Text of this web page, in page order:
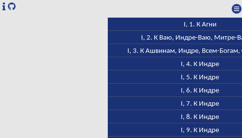
I, 1. К Агни
I, 2. К Ваю, Индре-Ваю, Митре-
I, 3. К Ашвинам, Индре, Всем-Богам,
I, 4. К Индре
I, 5. К Индре
I, 6. К Индре
I, 7. К Индре
I, 8. К Индре
I, 9. К Индре